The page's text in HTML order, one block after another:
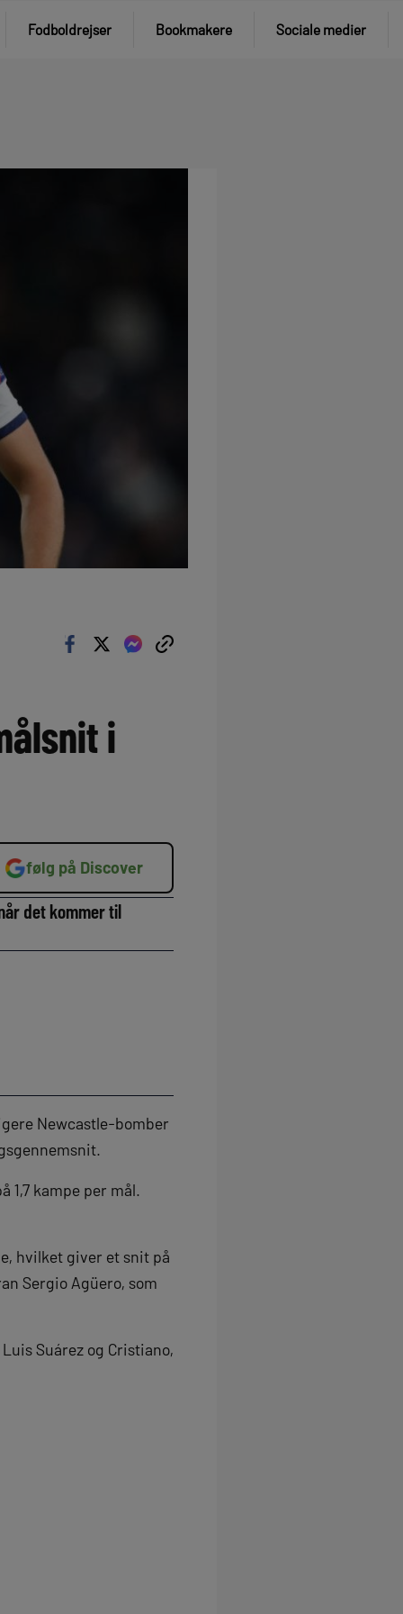
Fodboldrejser Bookmakere Sociale medier
i
følg på Discover
det kommer til
Newcastle-bomber
1,7 kampe per mål.
hvilket giver et snit på
Sergio Agüero, som
Suárez og Cristiano,